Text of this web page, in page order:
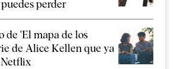
perder
de 'El mapa de los
de Alice Kellen que ya